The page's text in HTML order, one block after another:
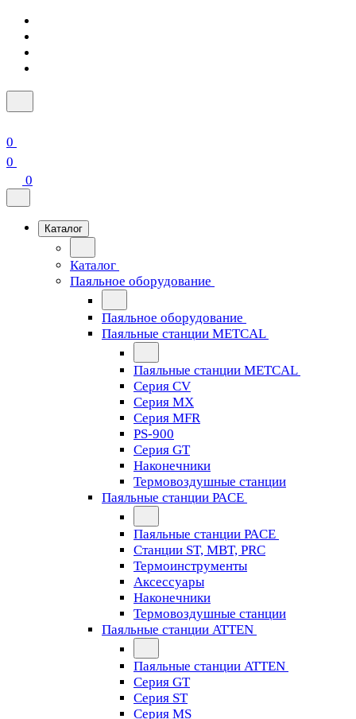
0
0
0
Каталог
Каталог
Паяльное оборудование
Паяльное оборудование
Паяльные станции METCAL
Паяльные станции METCAL
Серия CV
Серия MX
Серия MFR
PS-900
Серия GT
Наконечники
Термовоздушные станции
Паяльные станции PACE
Паяльные станции PACE
Станции ST, MBT, PRC
Термоинструменты
Аксессуары
Наконечники
Термовоздушные станции
Паяльные станции ATTEN
Паяльные станции ATTEN
Серия GT
Серия ST
Серия MS